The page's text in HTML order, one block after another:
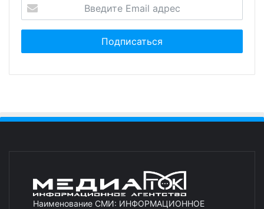
Наименование СМИ: ИНФОРМАЦИОННОЕ